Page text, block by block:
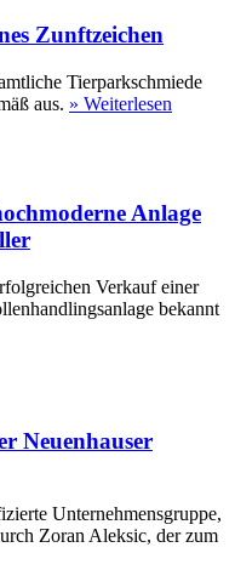
Zunftzeichen
Tierparkschmiede
aus. » Weiterlesen
Anlage
Verkauf einer
bekannt
Neuenhauser
Unternehmensgruppe,
Zoran Aleksic, der zum